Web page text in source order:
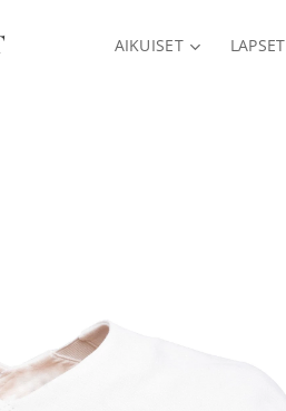
AIKUISET LAPSET